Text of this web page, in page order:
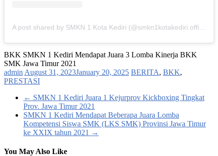
BKK SMKN 1 Kediri Mendapat Juara 3 Lomba Kinerja BKK
SMK Jawa Timur 2021
admin August 31, 2023January 20, 2025 BERITA, BKK,
PRESTASI
← SMKN 1 Kediri Juara 1 Kejurprov Kickboxing Tingkat
Prov. Jawa Timur 2021
SMKN 1 Kediri Mendapat Beberapa Juara Lomba
Kompetensi Siswa SMK (LKS SMK) Provinsi Jawa Timur
ke XXIX tahun 2021 →
You May Also Like